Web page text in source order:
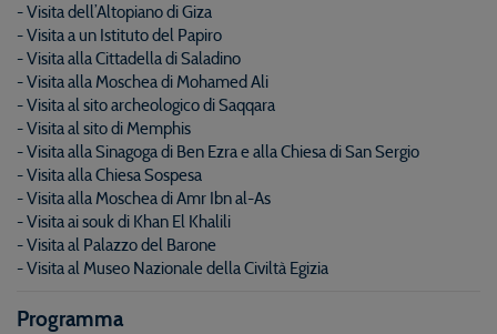
- Visita dell’Altopiano di Giza
- Visita a un Istituto del Papiro
- Visita alla Cittadella di Saladino
- Visita alla Moschea di Mohamed Ali
- Visita al sito archeologico di Saqqara
- Visita al sito di Memphis
- Visita alla Sinagoga di Ben Ezra e alla Chiesa di San Sergio
- Visita alla Chiesa Sospesa
- Visita alla Moschea di Amr Ibn al-As
- Visita ai souk di Khan El Khalili
- Visita al Palazzo del Barone
- Visita al Museo Nazionale della Civiltà Egizia
Programma